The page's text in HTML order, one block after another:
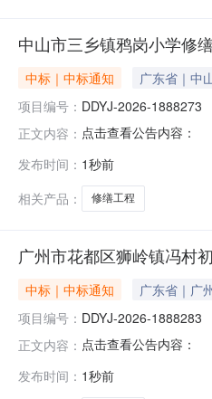
中山市三乡镇鸦岗小学修
中标｜中标通知 广东省｜中
项目编号： DDYJ-2026-1888273
正文内容： 点击查看公告内容：
发布时间： 1秒前
相关产品：
修缮工程
广州市花都区狮岭镇冯村
中标｜中标通知 广东省｜广
项目编号： DDYJ-2026-1888283
正文内容： 点击查看公告内容：
发布时间： 1秒前